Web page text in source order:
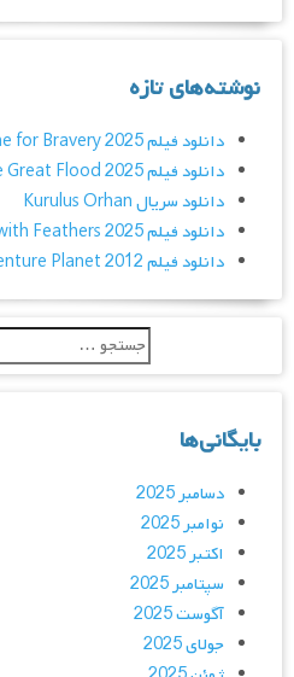
نوشته‌های تازه
دانلود فیلم A Time for Bravery 2025
دانلود فیلم The Great Flood 2025
دانلود سریال Kurulus Orhan
دانلود فیلم The Thing with Feathers 2025
دانلود فیلم Adventure Planet 2012
بایگانی‌ها
دسامبر 2025
نوامبر 2025
اکتبر 2025
سپتامبر 2025
آگوست 2025
جولای 2025